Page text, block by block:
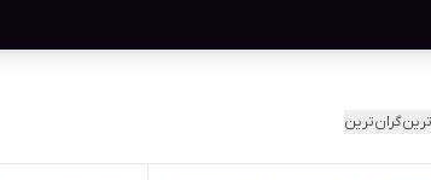
گران‌ترین